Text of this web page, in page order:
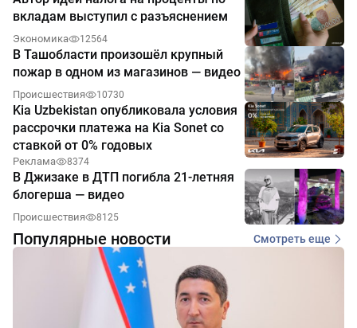
вкладам выступил с разъяснением
Экономика 12564
В Ташобласти произошёл крупный
пожар в одном из магазинов — видео
Происшествия 10730
Kia Uzbekistan опубликовала условия
рассрочки платежа на Kia Sonet со
ставкой от 0% годовых
Реклама 8374
В Джизаке в ДТП погибла 21-летняя
блогерша — видео
Происшествия 8125
Популярные новости Смотреть еще